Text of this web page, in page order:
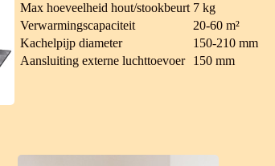
Max hoeveelheid hout/stookbeurt 7 kg
Verwarmingscapaciteit
20-60 m²
Kachelpijp diameter
150-210 mm
Aansluiting externe luchttoevoer
150 mm